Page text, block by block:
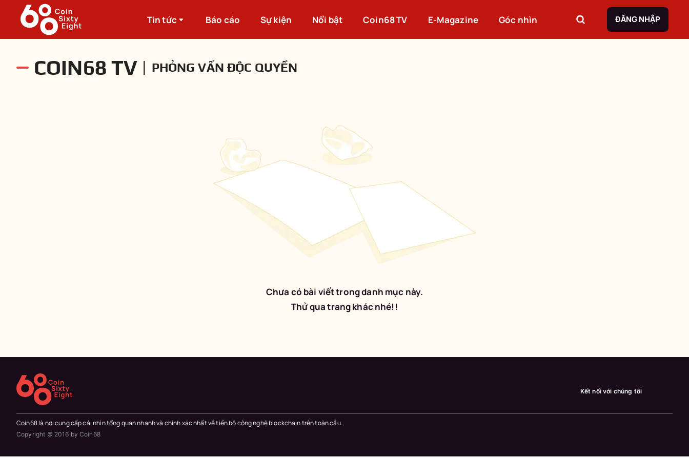
Tin tức Báo cáo Sự kiện Nổi bật Coin68 TV E-Magazine Góc nhìn ĐĂNG NHẬP
COIN68 TV | PHỎNG VẤN ĐỘC QUYỀN
Chưa có bài viết trong danh mục này.
Thử qua trang khác nhé!!
Kết nối với chúng tôi
Coin68 là nơi cung cấp cái nhìn tổng quan nhanh và chính xác nhất về tiến bộ công nghệ blockchain trên toàn cầu.
Copyright © 2016 by Coin68